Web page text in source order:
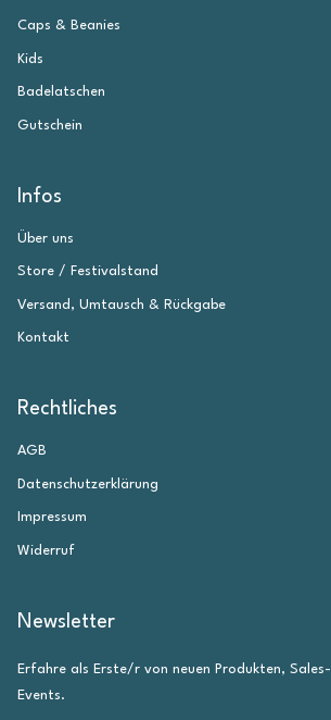
Caps & Beanies
Kids
Badelatschen
Gutschein
Infos
Über uns
Store / Festivalstand
Versand, Umtausch & Rückgabe
Kontakt
Rechtliches
AGB
Datenschutzerklärung
Impressum
Widerruf
Newsletter
Erfahre als Erste/r von neuen Produkten,
Events.